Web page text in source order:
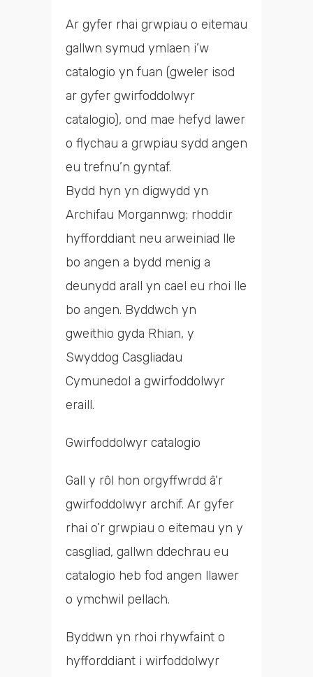
Ar gyfer rhai grwpiau o eitemau
gallwn symud ymlaen i’w
catalogio yn fuan (gweler isod
ar gyfer gwirfoddolwyr
catalogio), ond mae hefyd lawer
o flychau a grwpiau sydd angen
eu trefnu’n gyntaf.
Bydd hyn yn digwydd yn
Archifau Morgannwg; rhoddir
hyfforddiant neu arweiniad lle
bo angen a bydd menig a
deunydd arall yn cael eu rhoi lle
bo angen. Byddwch yn
gweithio gyda Rhian, y
Swyddog Casgliadau
Cymunedol a gwirfoddolwyr
eraill.
Gwirfoddolwyr catalogio
Gall y rôl hon orgyffwrdd â’r
gwirfoddolwyr archif. Ar gyfer
rhai o’r grwpiau o eitemau yn y
casgliad, gallwn ddechrau eu
catalogio heb fod angen llawer
o ymchwil pellach.
Byddwn yn rhoi rhywfaint o
hyfforddiant i wirfoddolwyr